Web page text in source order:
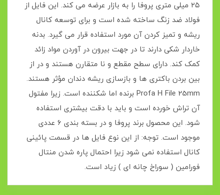
۲۵ میلی متری پروفا را به بازار عرضه می کند. این فایل از
فولاد ضد زنگ ساخته شده است و برای توسعه کانال
ریشه و تمیز کردن آن مورد استفاده قرار می گیرد. بدنه
خاردار شکی دارند تا در جهت بیرون در آوردن مواد زائد
کمک کند. دارای سطح مقطع و نا متقارن هستند و در از
بین بردن باکتری ها و بازسازی ریشه دندان مؤثر هستند.
Profa H File 25mm برنده اما شکننده است. زیرا مفتول
آن تراش خورده است و باید با دقت بیشتری استفاده
شود. این محصول برند پروفا و در بسته بندی ۶ عددی
موجود است. توجه: از این نوع فایل ها در قسمت پائینی
کانال استفاده نمی شود زیرا احتمال پاره شدن منتال
فورامین ( سوراخ چانه ای ) زیاد است.